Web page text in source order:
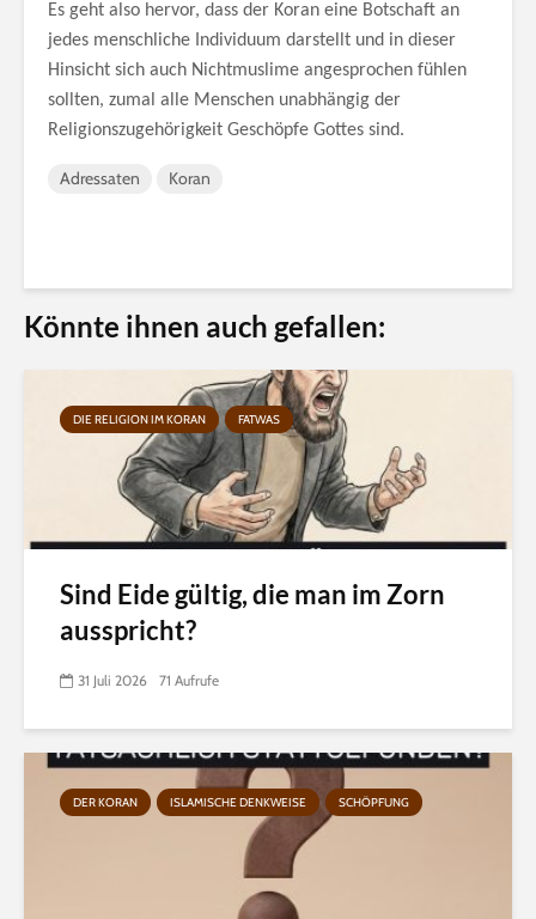
Es geht also hervor, dass der Koran eine Botschaft an
jedes menschliche Individuum darstellt und in dieser
Hinsicht sich auch Nichtmuslime angesprochen fühlen
sollten, zumal alle Menschen unabhängig der
Religionszugehörigkeit Geschöpfe Gottes sind.
Adressaten Koran
Könnte ihnen auch gefallen:
DIE RELIGION IM KORAN FATWAS
Sind Eide gültig, die man im Zorn
ausspricht?
31 Juli 2026 71 Aufrufe
DER KORAN ISLAMISCHE DENKWEISE SCHÖPFUNG